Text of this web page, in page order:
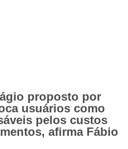
proposto por
usuários como
pelos custos
afirma Fábio